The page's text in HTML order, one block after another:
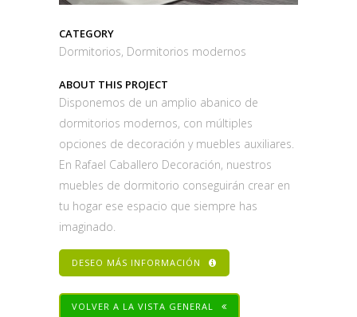
CATEGORY
Dormitorios, Dormitorios modernos
ABOUT THIS PROJECT
Disponemos de un amplio abanico de
dormitorios modernos, con múltiples
opciones de decoración y muebles auxiliares.
En Rafael Caballero Decoración, nuestros
muebles de dormitorio conseguirán crear en
tu hogar ese espacio que siempre has
imaginado.
DESEO MÁS INFORMACIÓN
VOLVER A LA VISTA GENERAL